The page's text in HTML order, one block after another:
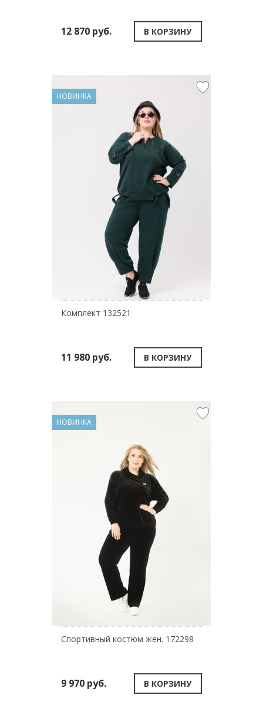
12 870 руб. В КОРЗИНУ
НОВИНКА
Комплект 132521
11 980 руб. В КОРЗИНУ
НОВИНКА
Спортивный костюм жен. 172298
9 970 руб. В КОРЗИНУ